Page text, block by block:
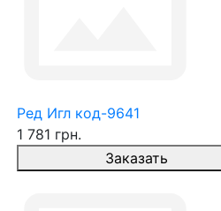
Ред Игл код-9641
1 781 грн.
Заказать